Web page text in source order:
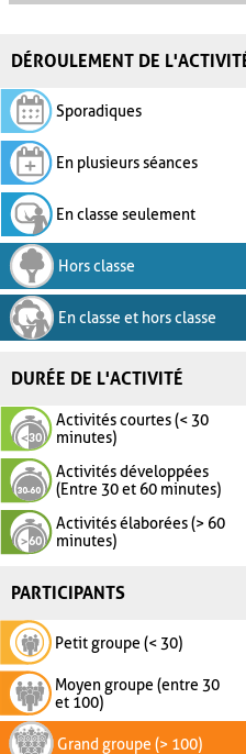
DÉROULEMENT DE
Sporadiques
En plusieurs séances
En classe seulement
Hors classe
En classe et hors classe
DURÉE DE L'ACTIVITÉ
Activités courtes (< 30
minutes)
Activités développées
(Entre 30 et 60 minutes)
Activités élaborées (> 60
minutes)
PARTICIPANTS
Petit groupe (< 30)
Moyen groupe (entre 30
et 100)
Grand groupe (> 100)